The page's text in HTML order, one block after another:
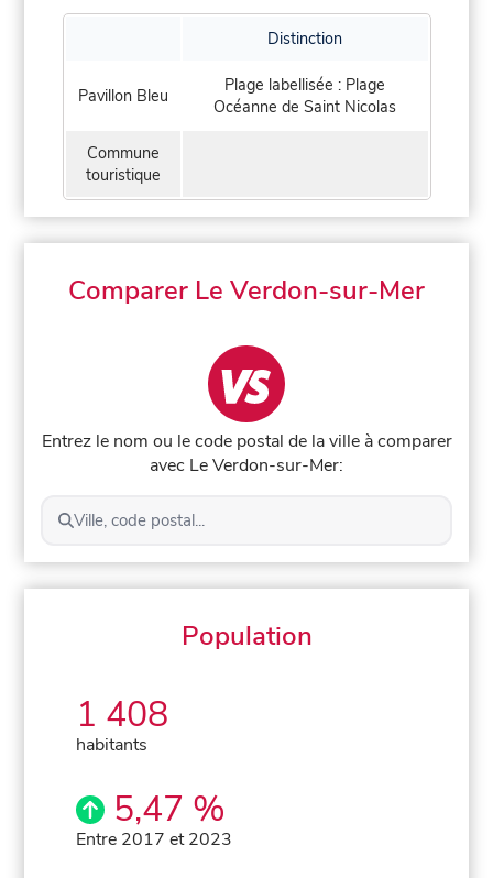
Distinction
Pavillon Bleu
Plage labellisée : Plage
Océanne de Saint Nicolas
Commune
touristique
Comparer Le Verdon-sur-Mer
Entrez le nom ou le code postal de la ville à comparer
avec Le Verdon-sur-Mer:
Ville, code postal...
Population
1 408
habitants
5,47 %
Entre 2017 et 2023